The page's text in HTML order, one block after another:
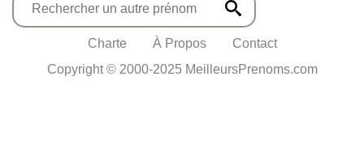
Charte À Propos
Contact
Copyright © 2000-2025 MeilleursPrenoms.com